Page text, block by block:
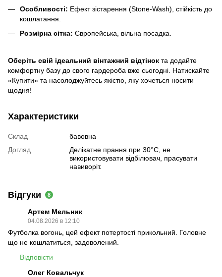
Особливості: Ефект зістарення (Stone-Wash), стійкість до
кошлатання.
Розмірна сітка: Європейська, вільна посадка.
Оберіть свій ідеальний вінтажний відтінок та додайте
комфортну базу до свого гардероба вже сьогодні. Натискайте
«Купити» та насолоджуйтесь якістю, яку хочеться носити
щодня!
Характеристики
Склад
бавовна
Догляд
Делікатне прання при 30°C, не
використовувати відбілювач, прасувати
навиворіт.
Відгуки 8
Артем Мельник
04.08.2026 в 12:10
Футболка вогонь, цей ефект потертості прикольний. Головне
що не кошлатиться, задоволений.
Відповісти
Олег Ковальчук